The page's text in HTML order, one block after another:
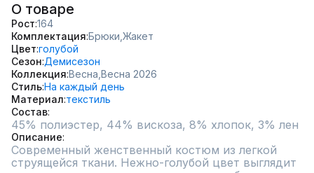
О товаре
Рост 164
Комплектация Брюки, Жакет
Цвет голубой
Сезон Демисезон
Коллекция Весна, Весна 2026
СтильНа каждый день
Материал текстиль
Состав
45% полиэстер, 44% вискоза, 8% хлопок, 3% лен
Описание
Современный женственный костюм из легкой
струящейся ткани. Нежно-голубой цвет выглядит